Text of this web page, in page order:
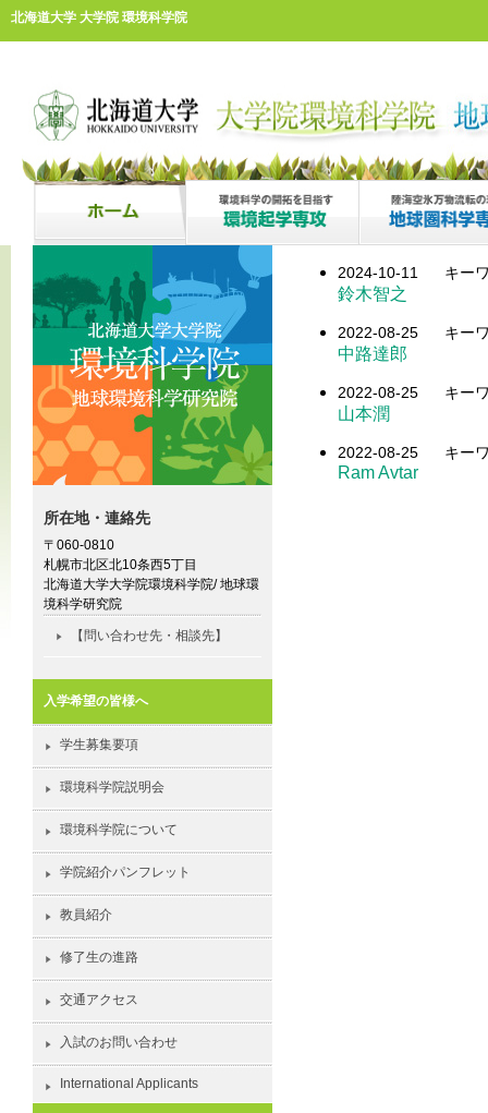
北海道大学 大学院 環境科学院
2024-10-11 キー
鈴木智之
2022-08-25 キー
中路達郎
2022-08-25 キー
山本潤
2022-08-25 キー
Ram Avtar
所在地・連絡先
〒060-0810
札幌市北区北10条西5丁目
北海道大学大学院環境科学院/ 地球環
境科学研究院
【問い合わせ先・相談先】
入学希望の皆様へ
学生募集要項
環境科学院説明会
環境科学院について
学院紹介パンフレット
教員紹介
修了生の進路
交通アクセス
入試のお問い合わせ
International Applicants